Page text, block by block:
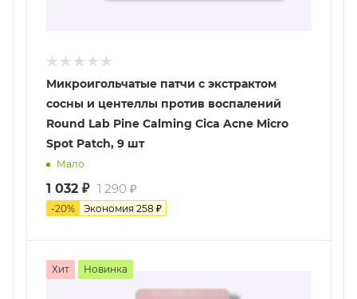
Микроигольчатые патчи с экстрактом
сосны и центеллы против воспалений
Round Lab Pine Calming Cica Acne Micro
Spot Patch, 9 шт
Мало
1 032 ₽ 1 290 ₽
-20% Экономия 258 ₽
Хит Новинка